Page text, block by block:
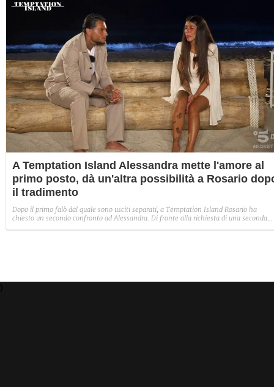
A Temptation Island Alessandra mette l'amore al
primo posto, dà un'altra possibilità a Rosario
il tradimento
Dopo il primo falò dal quale sono usciti separati, a Temptation Island Rosario ha
chiesto un secondo confronto ad Alessandra. Di fronte alla richiesta di una seconda